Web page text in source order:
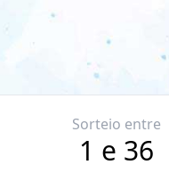
Sorteio entre
1 e 36